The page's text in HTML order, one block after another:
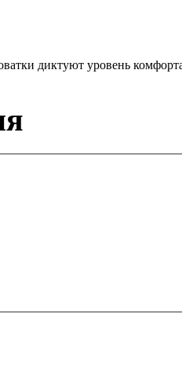
диктуют уровень